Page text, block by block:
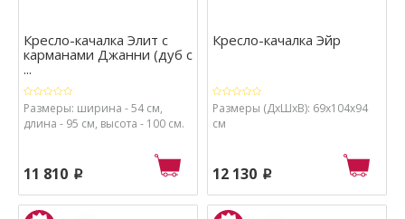
Кресло-качалка Элит с
карманами Джанни (дуб с
...
Размеры: ширина - 54 см,
длина - 95 см, высота - 100 см.
11 810 p
Кресло-качалка Эйр
Размеры (ДхШхВ): 69х104х94
см
12 130 p